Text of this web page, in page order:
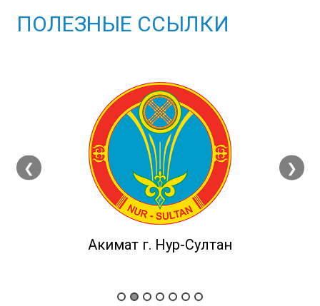
ПОЛЕЗНЫЕ ССЫЛКИ
❮
Акимат г. Нур-Султан
❯